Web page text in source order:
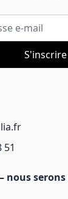
mail
S'inscrire
51
nous